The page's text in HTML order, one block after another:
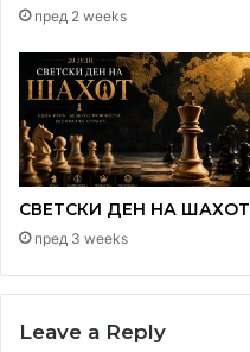
пред 2 weeks
СВЕТСКИ ДЕН НА ШАХОТ
пред 3 weeks
Leave a Reply